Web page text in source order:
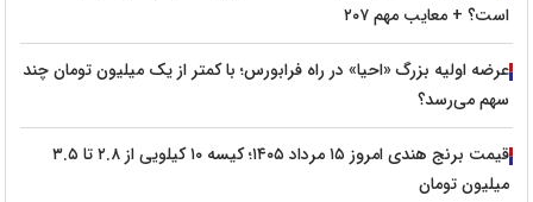
است؟ + معایب مهم ۲۰۷
عرضه اولیه بزرگ «احیا» در راه فرابورس؛ با کمتر از یک میلیون تومان چند
سهم می‌رسد؟
قیمت برنج هندی امروز ۱۵ مرداد ۱۴۰۵؛ کیسه ۱۰ کیلویی از ۲.۸ تا ۳.۵
میلیون تومان